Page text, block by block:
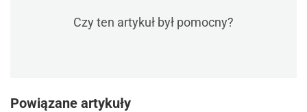
Czy ten artykuł był pomocny?
Powiązane artykuły